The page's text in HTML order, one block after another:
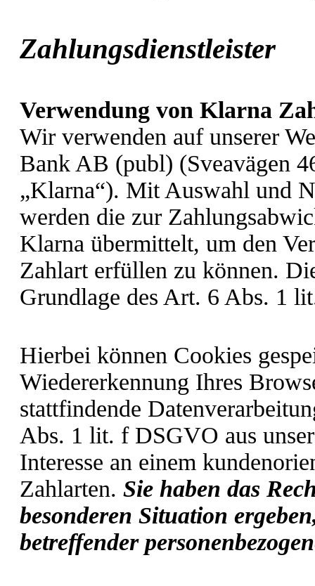
Verwendung von Klarna
Wir verwenden auf unserer
Bank AB (publ) (Sveavägen
„Klarna“). Mit Auswahl und
werden die zur
Klarna übermittelt, um den
Zahlart erfüllen zu können.
Grundlage des Art. 6 Abs. 1
Hierbei können Cookies
Wiedererkennung Ihres
stattfindende
Abs. 1 lit. f DSGVO aus
Interesse an einem
Zahlarten. Sie haben das
besonderen Situation
betreffender